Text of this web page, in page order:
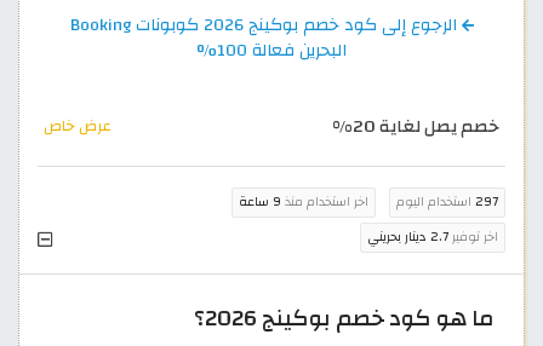
الرجوع إلى كود خصم بوكينج 2026 كوبونات Booking
البحرين فعالة 100%
خصم يصل لغاية 20% عرض خاص
297 استخدام اليوم اخر استخدام منذ 9 ساعة
اخر توفير2.7 دينار بحريني
ما هو كود خصم بوكينج 2026؟